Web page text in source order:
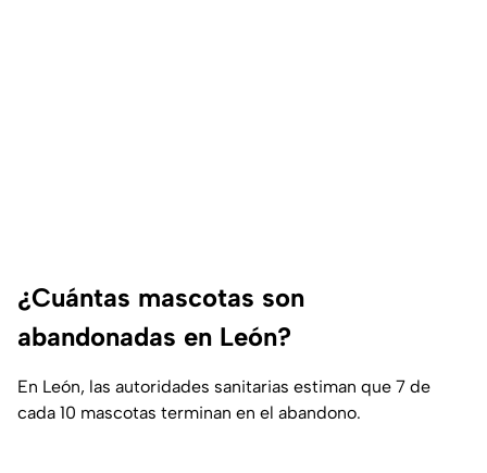
¿Cuántas mascotas son
abandonadas en León?
En León, las autoridades sanitarias estiman que 7 de
cada 10 mascotas terminan en el abandono.